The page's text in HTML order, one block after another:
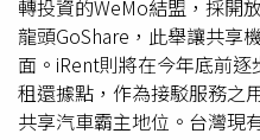
收工、聚會散場，或是吃完
為不少車主的深夜儀式。
從最繁忙站點到換電尖峰時
日常節奏。（圖片提供／
學：車色不求搶眼，讓我好
轉投資的WeMo結盟，採開
龍頭GoShare，此舉讓共享
面。iRent則將在今年底前
租還據點，作為接駁服務之
共享汽車霸主地位。台灣現